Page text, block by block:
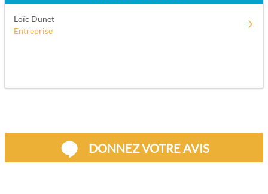
Loïc Dunet
Entreprise
DONNEZ VOTRE AVIS